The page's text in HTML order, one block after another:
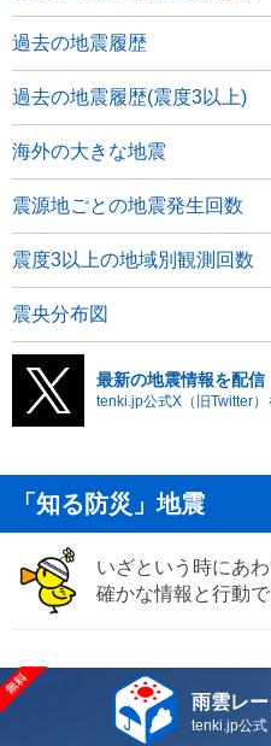
過去の地震履歴
過去の地震履歴(震度3以上)
海外の大きな地震
震源地ごとの地震発生回数
震度3以上の地域別観測回数
震央分布図
最新の地震情報を配信
tenki.jp公式X（旧Twitter）
「知る防災」地震
いざという時にあ
確かな情報と行動
雨雲レー
tenki.jp公